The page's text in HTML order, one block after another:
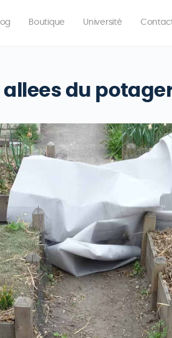
Boutique Université
allees du